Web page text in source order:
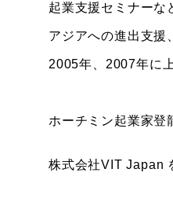
起業支援セミナーな
アジアへの進出支援
2005年、2007年に
ホーチミン起業家登
株式会社VIT Japan